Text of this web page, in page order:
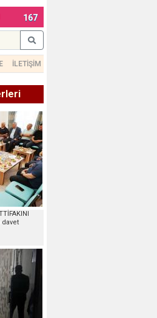
167
İLETİŞİM
davet